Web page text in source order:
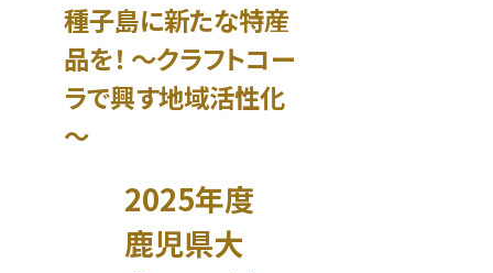
種子島に新たな特産
品を！ ～クラフトコー
ラで興す地域活性化
～
2025年度
鹿児県大